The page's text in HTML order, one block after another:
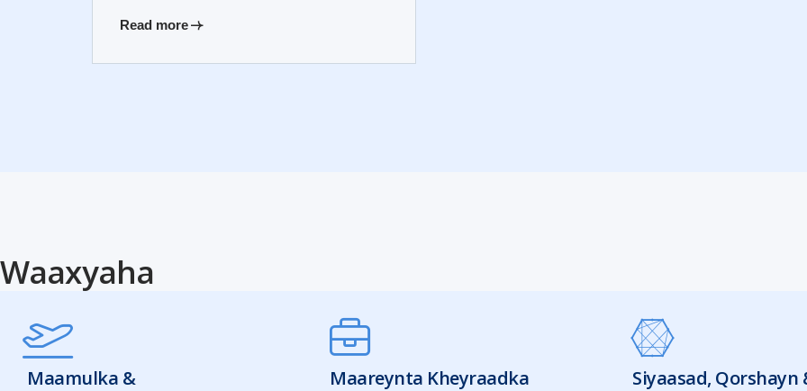
Read more
Waaxyaha
Maamulka &
Maareynta Kheyraadka
Siyaasad, Qorshayn